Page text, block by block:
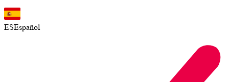
ESEspañol